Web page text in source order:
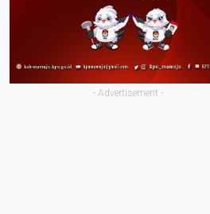
- Advertisement -